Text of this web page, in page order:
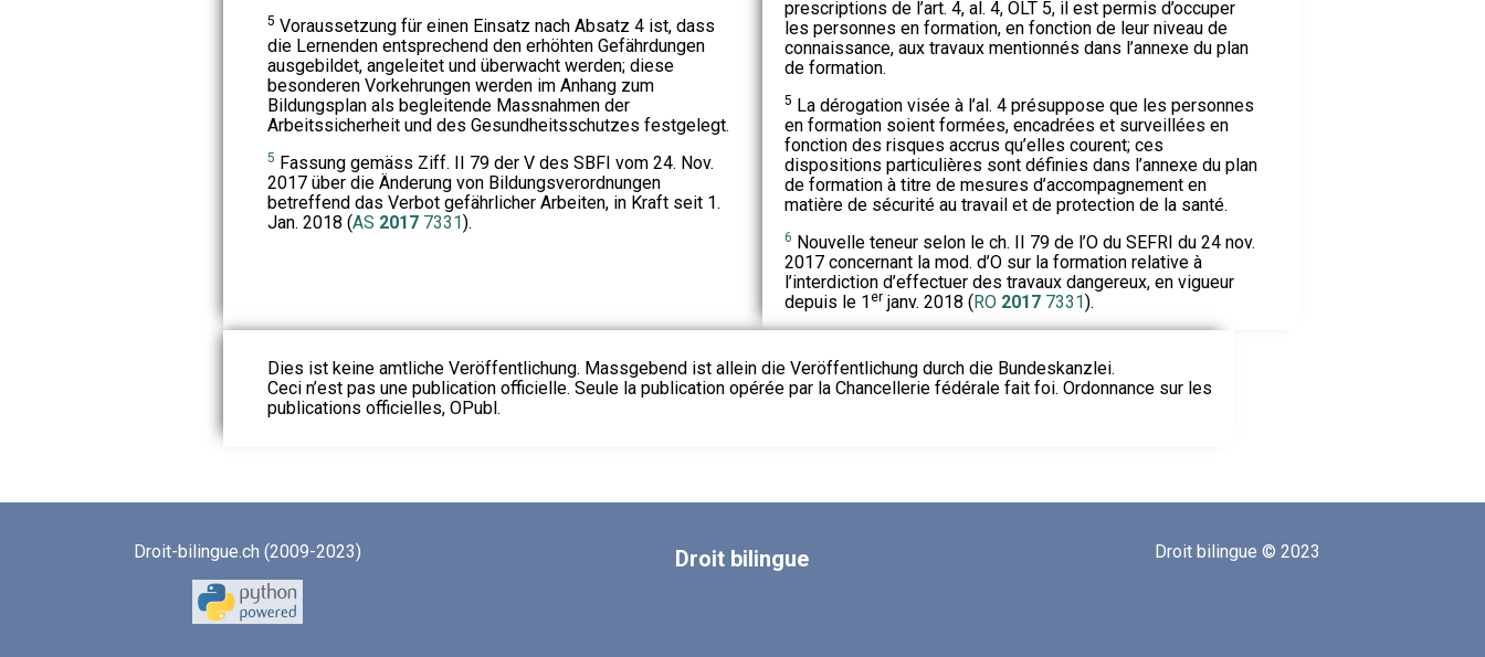
5 Voraussetzung für einen Einsatz nach Absatz 4 ist, dass
die Lernenden entsprechend den erhöhten Gefährdungen
ausgebildet, angeleitet und überwacht werden; diese
besonderen Vorkehrungen werden im Anhang zum
Bildungsplan als begleitende Massnahmen der
Arbeitssicherheit und des Gesundheitsschutzes festgelegt.
5 Fassung gemäss Ziff. II 79 der V des SBFI vom 24. Nov.
2017 über die Änderung von Bildungsverordnungen
betreffend das Verbot gefährlicher Arbeiten, in Kraft seit 1.
Jan. 2018 (AS 20177331).
prescriptions de l’art. 4, al. 4, OLT 5, il est permis d’occuper
les personnes en formation, en fonction de leur niveau de
connaissance, aux travaux mentionnés dans l’annexe du plan
de formation.
5 La dérogation visée à l’al. 4 présuppose que les personnes
en formation soient formées, encadrées et surveillées en
fonction des risques accrus qu’elles courent; ces
dispositions particulières sont définies dans l’annexe du plan
de formation à titre de mesures d’accompagnement en
matière de sécurité au travail et de protection de la santé.
6 Nouvelle teneur selon le ch. II 79 de l’O du SEFRI du 24 nov.
2017 concernant la mod. d’O sur la formation relative à
l’interdiction d’effectuer des travaux dangereux, en vigueur
depuis le 1erjanv. 2018 (RO 20177331).
Dies ist keine amtliche Veröffentlichung. Massgebend ist allein die Veröffentlichung durch die Bundeskanzlei.
Ceci n’est pas une publication officielle. Seule la publication opérée par la Chancellerie fédérale fait foi. Ordonnance sur les
publications officielles, OPubl.
Droit-bilingue.ch (2009-2023) Droit bilingue Droit bilingue © 2023